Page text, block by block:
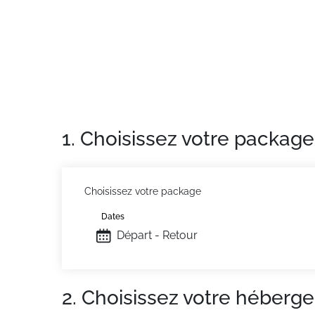
1. Choisissez votre package
Choisissez votre package
Départ - Retour
Dates
2. Choisissez votre